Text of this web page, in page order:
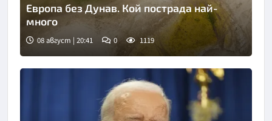
Европа без Дунав. Кой пострада най-
много
08 август | 20:41 0 1119